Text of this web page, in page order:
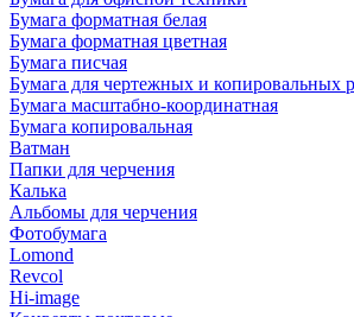
Бумага форматная белая
Бумага форматная цветная
Бумага писчая
Бумага для чертежных и копировальных
Бумага масштабно-координатная
Бумага копировальная
Ватман
Папки для черчения
Калька
Альбомы для черчения
Фотобумага
Lomond
Revcol
Hi-image